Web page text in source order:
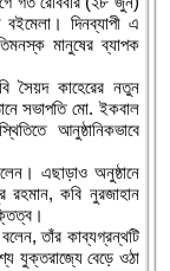
বইমেলা। দিনব্যাপী এ
মানুষের ব্যাপক
সৈয়দ কাহেরের নতুন
সভাপতি মো. ইকবাল
আনুষ্ঠানিকভাবে
এছাড়াও অনুষ্ঠানে
রহমান, কবি নুরজাহান
তাঁর কাব্যগ্রন্থটি
যুক্তরাজ্যে বেড়ে ওঠা